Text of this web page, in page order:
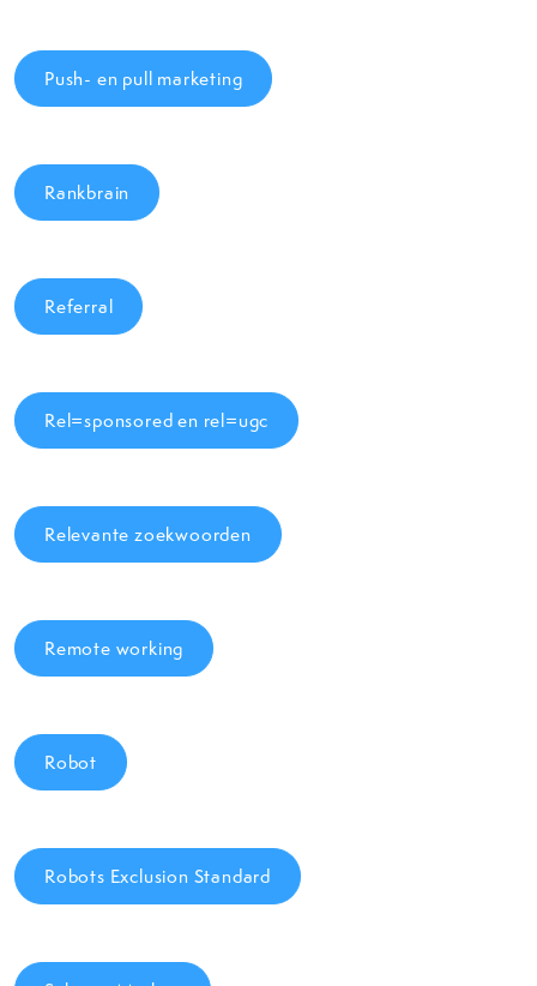
Push- en pull marketing
Rankbrain
Referral
Rel=sponsored en rel=ugc
Relevante zoekwoorden
Remote working
Robot
Robots Exclusion Standard